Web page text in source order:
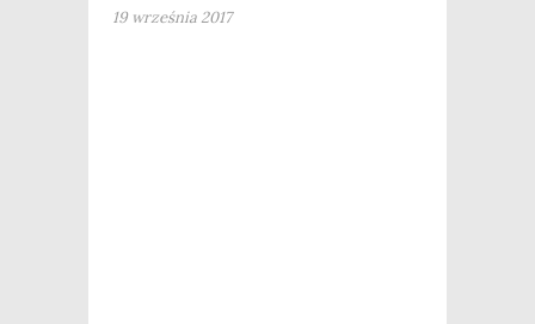
19 września 2017